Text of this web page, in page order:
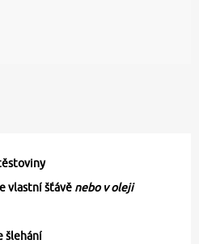
vlastní šťávě nebo v oleji
šlehání